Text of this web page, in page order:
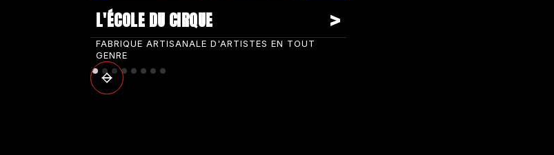
L'ÉCOLE DU CIRQUE
FABRIQUE ARTISANALE D'ARTISTES EN TOUT
GENRE